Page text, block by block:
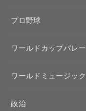
プロ野球
ワールドカップバレー
ワールドミュージック
政治